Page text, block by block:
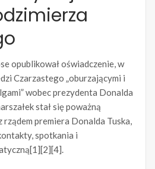
opublikował oświadczenie, w
Czarzastego „oburzającymi i
wobec prezydenta Donalda
stał się poważną
rządem premiera Donalda Tuska,
spotkania i